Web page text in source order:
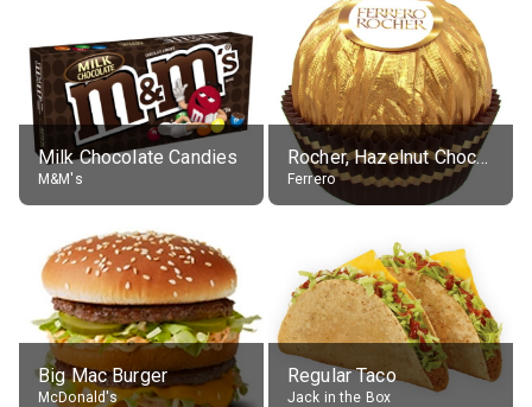
Milk Chocolate Candies
M&M's
Rocher, Hazelnut Chocolate Ball
Ferrero
Big Mac Burger
McDonald's
Regular Taco
Jack in the Box